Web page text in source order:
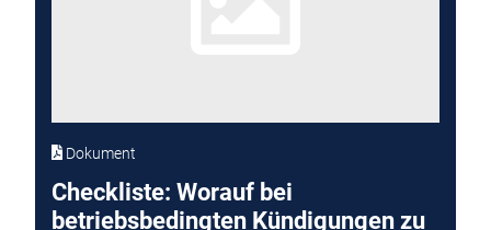
Dokument
Checkliste: Worauf bei
betriebsbedingten Kündigungen zu